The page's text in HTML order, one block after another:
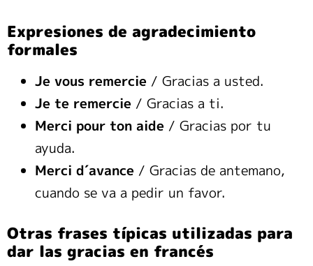
Expresiones de agradecimiento
formales
Je vous remercie / Gracias a usted.
Je te remercie / Gracias a ti.
Merci pour ton aide / Gracias por tu
ayuda.
Merci d´avance / Gracias de antemano,
cuando se va a pedir un favor.
Otras frases típicas utilizadas para
dar las gracias en francés